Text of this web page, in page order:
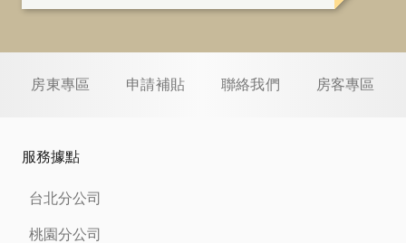
房東專區 申請補貼 聯絡我們 房客專區
服務據點
台北分公司
桃園分公司